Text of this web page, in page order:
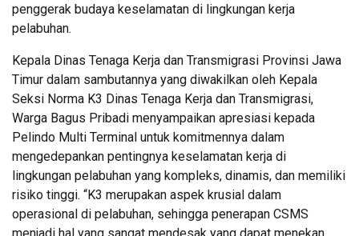
penggerak budaya keselamatan di lingkungan kerja
pelabuhan.
Kepala Dinas Tenaga Kerja dan Transmigrasi Provinsi Jawa
Timur dalam sambutannya yang diwakilkan oleh Kepala
Seksi Norma K3 Dinas Tenaga Kerja dan Transmigrasi,
Warga Bagus Pribadi menyampaikan apresiasi kepada
Pelindo Multi Terminal untuk komitmennya dalam
mengedepankan pentingnya keselamatan kerja di
lingkungan pelabuhan yang kompleks, dinamis, dan memiliki
risiko tinggi. “K3 merupakan aspek krusial dalam
operasional di pelabuhan, sehingga penerapan CSMS
menjadi hal yang sangat mendesak yang dapat menekan